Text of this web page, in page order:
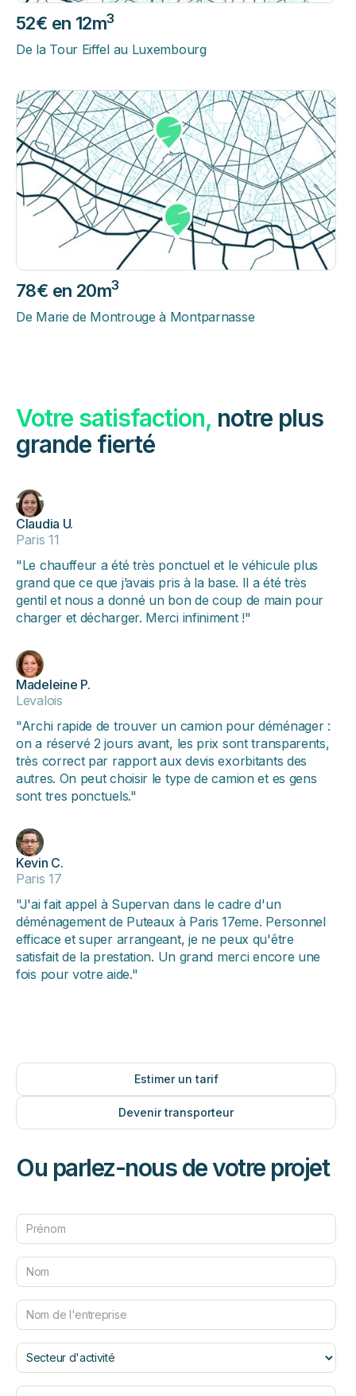
52€ en 12m3
De la Tour Eiffel au Luxembourg
78€ en 20m3
De Marie de Montrouge à Montparnasse
Votre satisfaction, notre plus
grande fierté
Claudia U.
Paris 11
"Le chauffeur a été très ponctuel et le véhicule plus
grand que ce que j’avais pris à la base. Il a été très
gentil et nous a donné un bon de coup de main pour
charger et décharger. Merci infiniment !"
Madeleine P.
Levalois
"Archi rapide de trouver un camion pour déménager :
on a réservé 2 jours avant, les prix sont transparents,
très correct par rapport aux devis exorbitants des
autres. On peut choisir le type de camion et es gens
sont tres ponctuels."
Kevin C.
Paris 17
"J'ai fait appel à Supervan dans le cadre d'un
déménagement de Puteaux à Paris 17eme. Personnel
efficace et super arrangeant, je ne peux qu'être
satisfait de la prestation. Un grand merci encore une
fois pour votre aide."
Estimer un tarif
Devenir transporteur
Ou parlez-nous de votre projet